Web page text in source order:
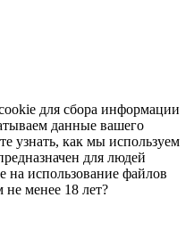
для сбора информации
данные вашего
узнать, как мы используем
для людей
на использование файлов
не менее 18 лет?